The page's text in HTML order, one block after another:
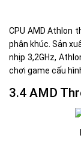
CPU AMD Athlon
phân khúc. Sản
nhịp 3,2GHz,
chơi game cấu
3.4 AMD